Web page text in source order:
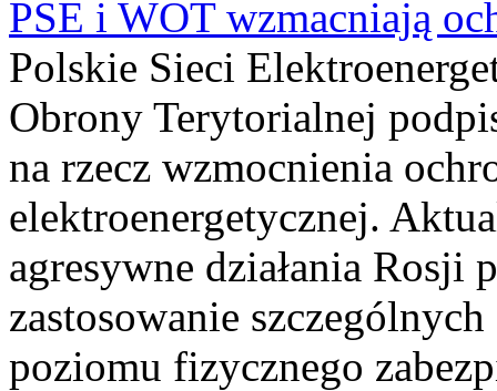
PSE i WOT wzmacniają
Polskie Sieci
Obrony Terytorialnej
na rzecz wzmocnienia
elektroenergetycznej.
agresywne działania Rosji
zastosowanie
poziomu fizycznego